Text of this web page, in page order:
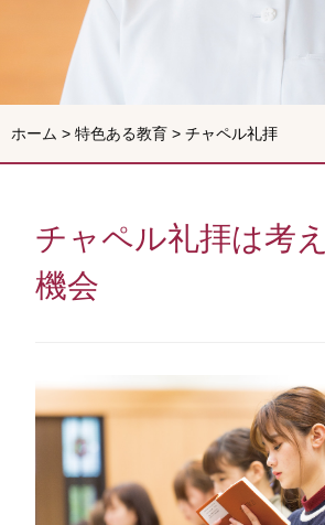
ホーム > 特色ある教育 > チャペル礼拝
チャペル礼拝は考
機会